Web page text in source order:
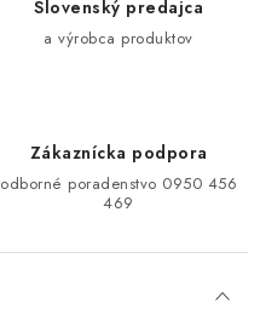
Slovenský predajca
a výrobca produktov
Zákaznícka podpora
odborné poradenstvo 0950 456
469